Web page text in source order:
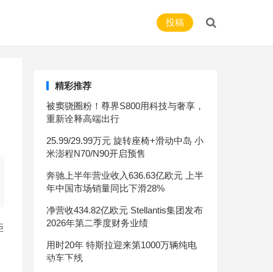
投稿
精彩推荐
被窦骁圈粉！尊界S800用科技与奢享，
重新诠释高端出行
25.99/29.99万元 旋转座椅+滑动中岛 小
米澎程N70/N90开启预售
奔驰上半年营业收入636.63亿欧元 上半
年中国市场销量同比下滑28%
净营收434.82亿欧元 Stellantis集团发布
2026年第二季度财务业绩
用时20年 特斯拉迎来第1000万辆纯电
动车下线
奥迪R8 V10新车型上市 售215.80万元